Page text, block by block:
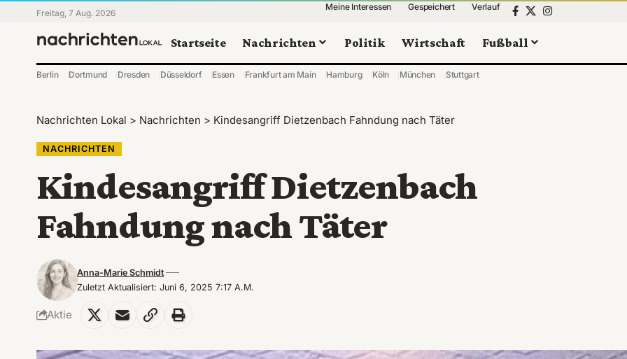
Freitag, 7 Aug. 2026
Meine Interessen Gespeichert Verlauf
Startseite Nachrichten Politik Wirtschaft Fußball
Berlin Dortmund Dresden Düsseldorf Essen Frankfurt am Main Hamburg Köln München Stuttgart
Nachrichten Lokal > Nachrichten > Kindesangriff Dietzenbach Fahndung nach Täter
NACHRICHTEN
Kindesangriff Dietzenbach
Fahndung nach Täter
Zuletzt Aktualisiert: Juni 6, 2025 7:17 A.m.
Anna-Marie Schmidt
Aktie